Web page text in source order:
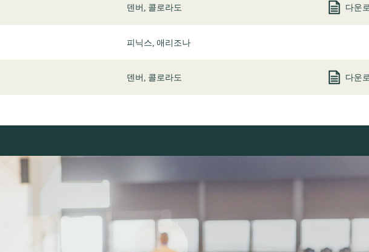
덴버, 콜로라도 다운
피닉스, 애리조나
덴버, 콜로라도 다운